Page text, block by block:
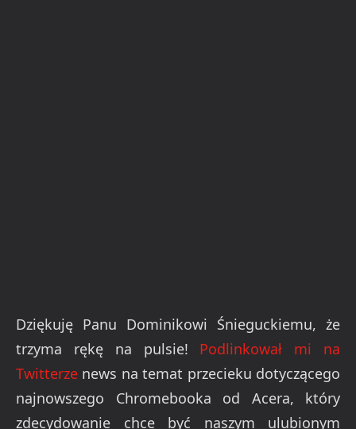
Dziękuję Panu Dominikowi Śnieguckiemu, że
trzyma rękę na pulsie! Podlinkował mi na
Twitterze news na temat przecieku dotyczącego
najnowszego Chromebooka od Acera, który
zdecydowanie chce być naszym ulubionym